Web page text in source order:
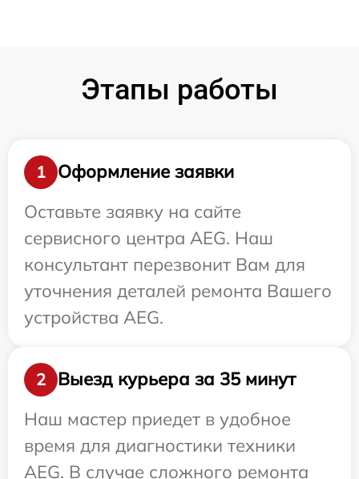
Этапы работы
1
Оформление заявки
Оставьте заявку на сайте
сервисного центра AEG. Наш
консультант перезвонит Вам для
уточнения деталей ремонта Вашего
устройства AEG.
2
Выезд курьера за 35 минут
Наш мастер приедет в удобное
время для диагностики техники
AEG. В случае сложного ремонта